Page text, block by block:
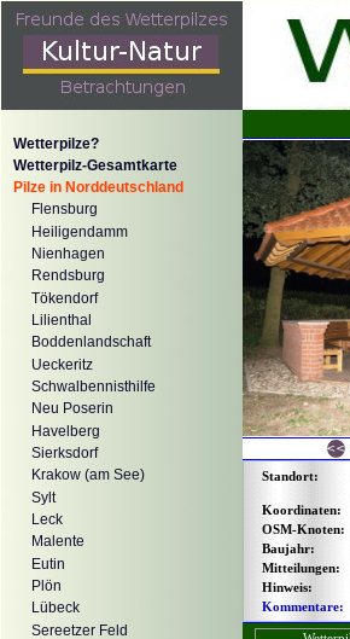
Wetterpilze?
Wetterpilz-Gesamtkarte
Pilze in Norddeutschland
Flensburg
Heiligendamm
Nienhagen
Rendsburg
Tökendorf
Lilienthal
Boddenlandschaft
Ueckeritz
Schwalbennisthilfe
Neu Poserin
Havelberg
Sierksdorf
Krakow (am See)
Sylt
Leck
Malente
Eutin
Plön
Lübeck
Sereetzer Feld
Standort:
Koordinaten:
OSM-Knoten:
Baujahr:
Mitteilungen:
Hinweis:
Kommentare: